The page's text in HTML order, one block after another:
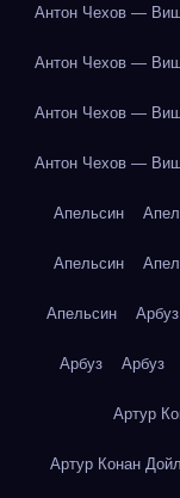
Антон Чехов —
Антон Чехов —
Антон Чехов —
Антон Чехов —
Апельсин
Апельсин
Апельсин Арбуз
Арбуз Арбуз
Артур
Артур Конан